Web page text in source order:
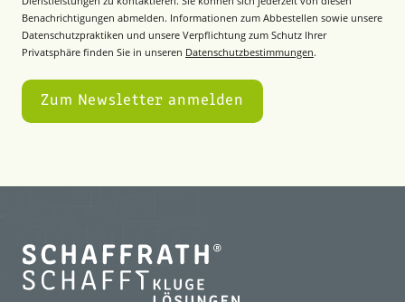
Benachrichtigungen abmelden. Informationen zum Abbestellen sowie unsere
Datenschutzpraktiken und unsere Verpflichtung zum Schutz Ihrer
Privatsphäre finden Sie in unseren Datenschutzbestimmungen.